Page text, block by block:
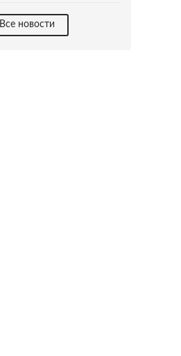
Все новости